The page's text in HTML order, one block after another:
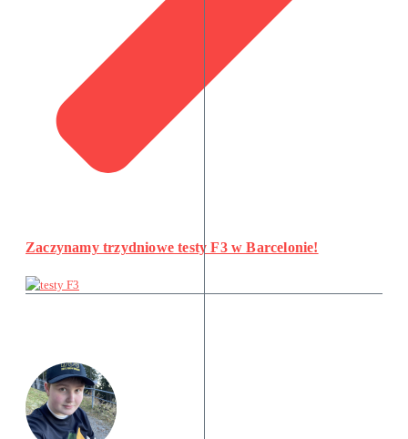
Zaczynamy trzydniowe testy F3 w Barcelonie!